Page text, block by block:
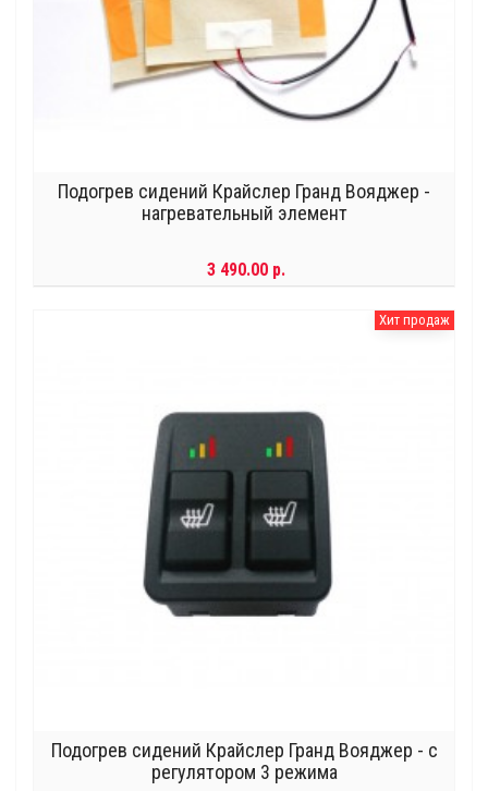
Подогрев сидений Крайслер Гранд Вояджер -
нагревательный элемент
3 490.00 р.
Хит продаж
Подогрев сидений Крайслер Гранд Вояджер - с
регулятором 3 режима